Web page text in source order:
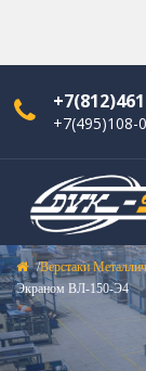
+7(495)108-
Верстаки
Экраном ВЛ-150-Э4